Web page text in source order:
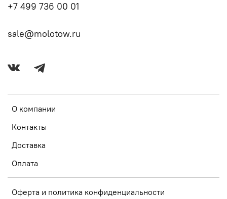
О компании
Контакты
Доставка
Оплата
Оферта и политика конфиденциальности
+7 499 736 00 01
sale@molotow.ru